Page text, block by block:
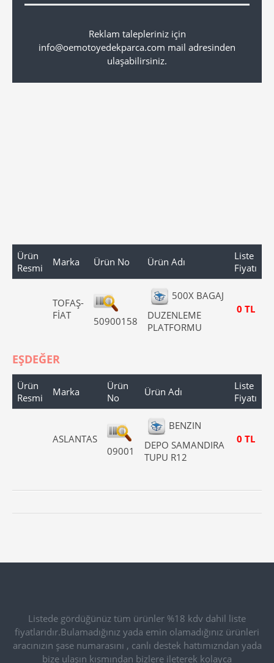
Reklam talepleriniz için
info@oemotoyedekparca.com mail adresinden
ulaşabilirsiniz.
Ürün
Resmi
Marka Ürün No Ürün Adı
Liste
Fiyatı
TOFAŞ-
FİAT
50900158
500X BAGAJ
DUZENLEME
PLATFORMU
0 TL
EŞDEĞER
Ürün
Resmi
Marka
Ürün
No
Ürün Adı
Liste
Fiyatı
ASLANTAS
09001
BENZIN
DEPO SAMANDIRA
TUPU R12
0 TL
Listede gördüğünüz tüm ürünler %18 kdv dahil liste
fiyatlarıdır.Bulamadığınız yada emin olamadığınız ürünleri
aracınızın şase numarasını , canlı destek hattımızndan yada
bize ulaşın kısmından bizlere ileterek kolayca